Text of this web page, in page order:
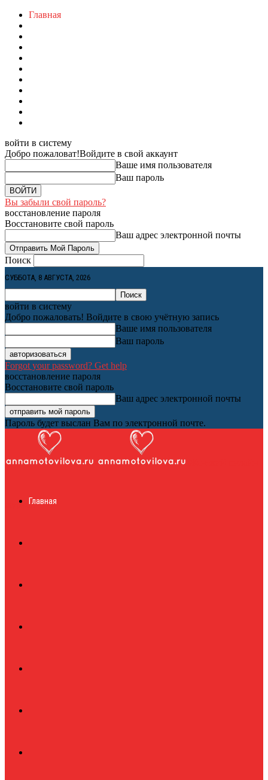
Главная
войти в систему
Добро пожаловат!Войдите в свой аккаунт
Ваше имя пользователя
Ваш пароль
Вы забыли свой пароль?
восстановление пароля
Восстановите свой пароль
Ваш адрес электронной почты
Поиск
СУББОТА, 8 АВГУСТА, 2026
войти в систему
Добро пожаловать! Войдите в свою учётную запись
Ваше имя пользователя
Ваш пароль
Forgot your password? Get help
восстановление пароля
Восстановите свой пароль
Ваш адрес электронной почты
Пароль будет выслан Вам по электронной почте.
журналГлавная